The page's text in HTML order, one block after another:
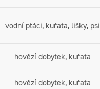
vodní ptáci, kuřata, lišky, psi
hovězí dobytek, kuřata
hovězí dobytek, kuřata